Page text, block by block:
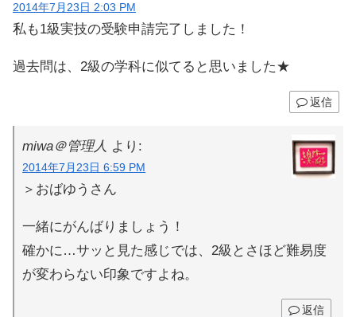
2014年7月23日 2:03 PM
私も1級実技の受験申請完了しました！
過去問は、2級の学科に似てると思いました★
返信
miwa＠管理人 より:
2014年7月23日 6:59 PM
＞おばゆうさん
一緒にがんばりましょう！
確かに…サッと見た感じでは、2級とさほど難易度
が変わらない印象ですよね。
返信